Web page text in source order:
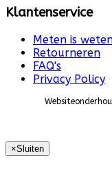
Klantenservice
Meten is
Retourneren
FAQ's
Privacy Policy
×Sluiten